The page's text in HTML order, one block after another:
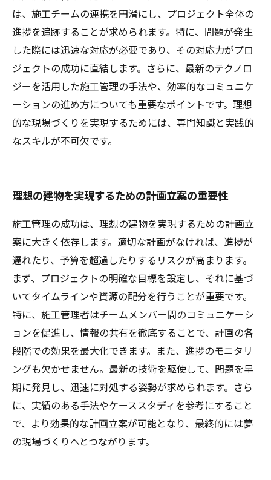
は、施工チームの連携を円滑にし、プロジェクト全体の
進捗を追跡することが求められます。特に、問題が発生
した際には迅速な対応が必要であり、その対応力がプロ
ジェクトの成功に直結します。さらに、最新のテクノロ
ジーを活用した施工管理の手法や、効率的なコミュニケ
ーションの進め方についても重要なポイントです。理想
的な現場づくりを実現するためには、専門知識と実践的
なスキルが不可欠です。
理想の建物を実現するための計画立案の重要性
施工管理の成功は、理想の建物を実現するための計画立
案に大きく依存します。適切な計画がなければ、進捗が
遅れたり、予算を超過したりするリスクが高まります。
まず、プロジェクトの明確な目標を設定し、それに基づ
いてタイムラインや資源の配分を行うことが重要です。
特に、施工管理者はチームメンバー間のコミュニケーシ
ョンを促進し、情報の共有を徹底することで、計画の各
段階での効果を最大化できます。また、進捗のモニタリ
ングも欠かせません。最新の技術を駆使して、問題を早
期に発見し、迅速に対処する姿勢が求められます。さら
に、実績のある手法やケーススタディを参考にすること
で、より効果的な計画立案が可能となり、最終的には夢
の現場づくりへとつながります。